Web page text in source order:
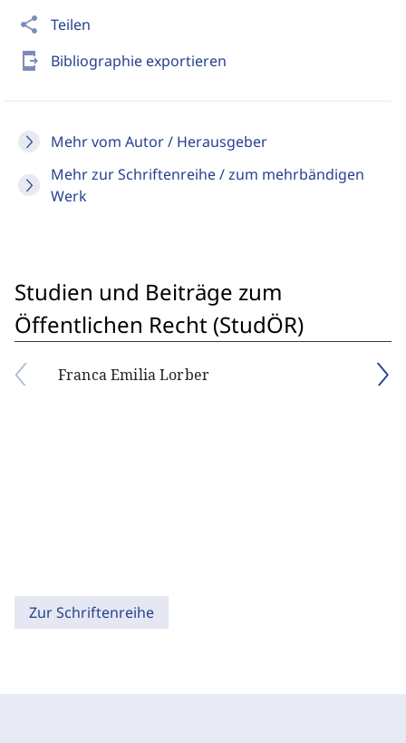
share Teilen
send_to_mobile Bibliographie exportieren
Mehr vom Autor / Herausgeber
Mehr zur Schriftenreihe / zum mehrbändigen
Werk
Studien und Beiträge zum
Öffentlichen Recht (StudÖR)
Franca Emilia Lorber
Zur Schriftenreihe